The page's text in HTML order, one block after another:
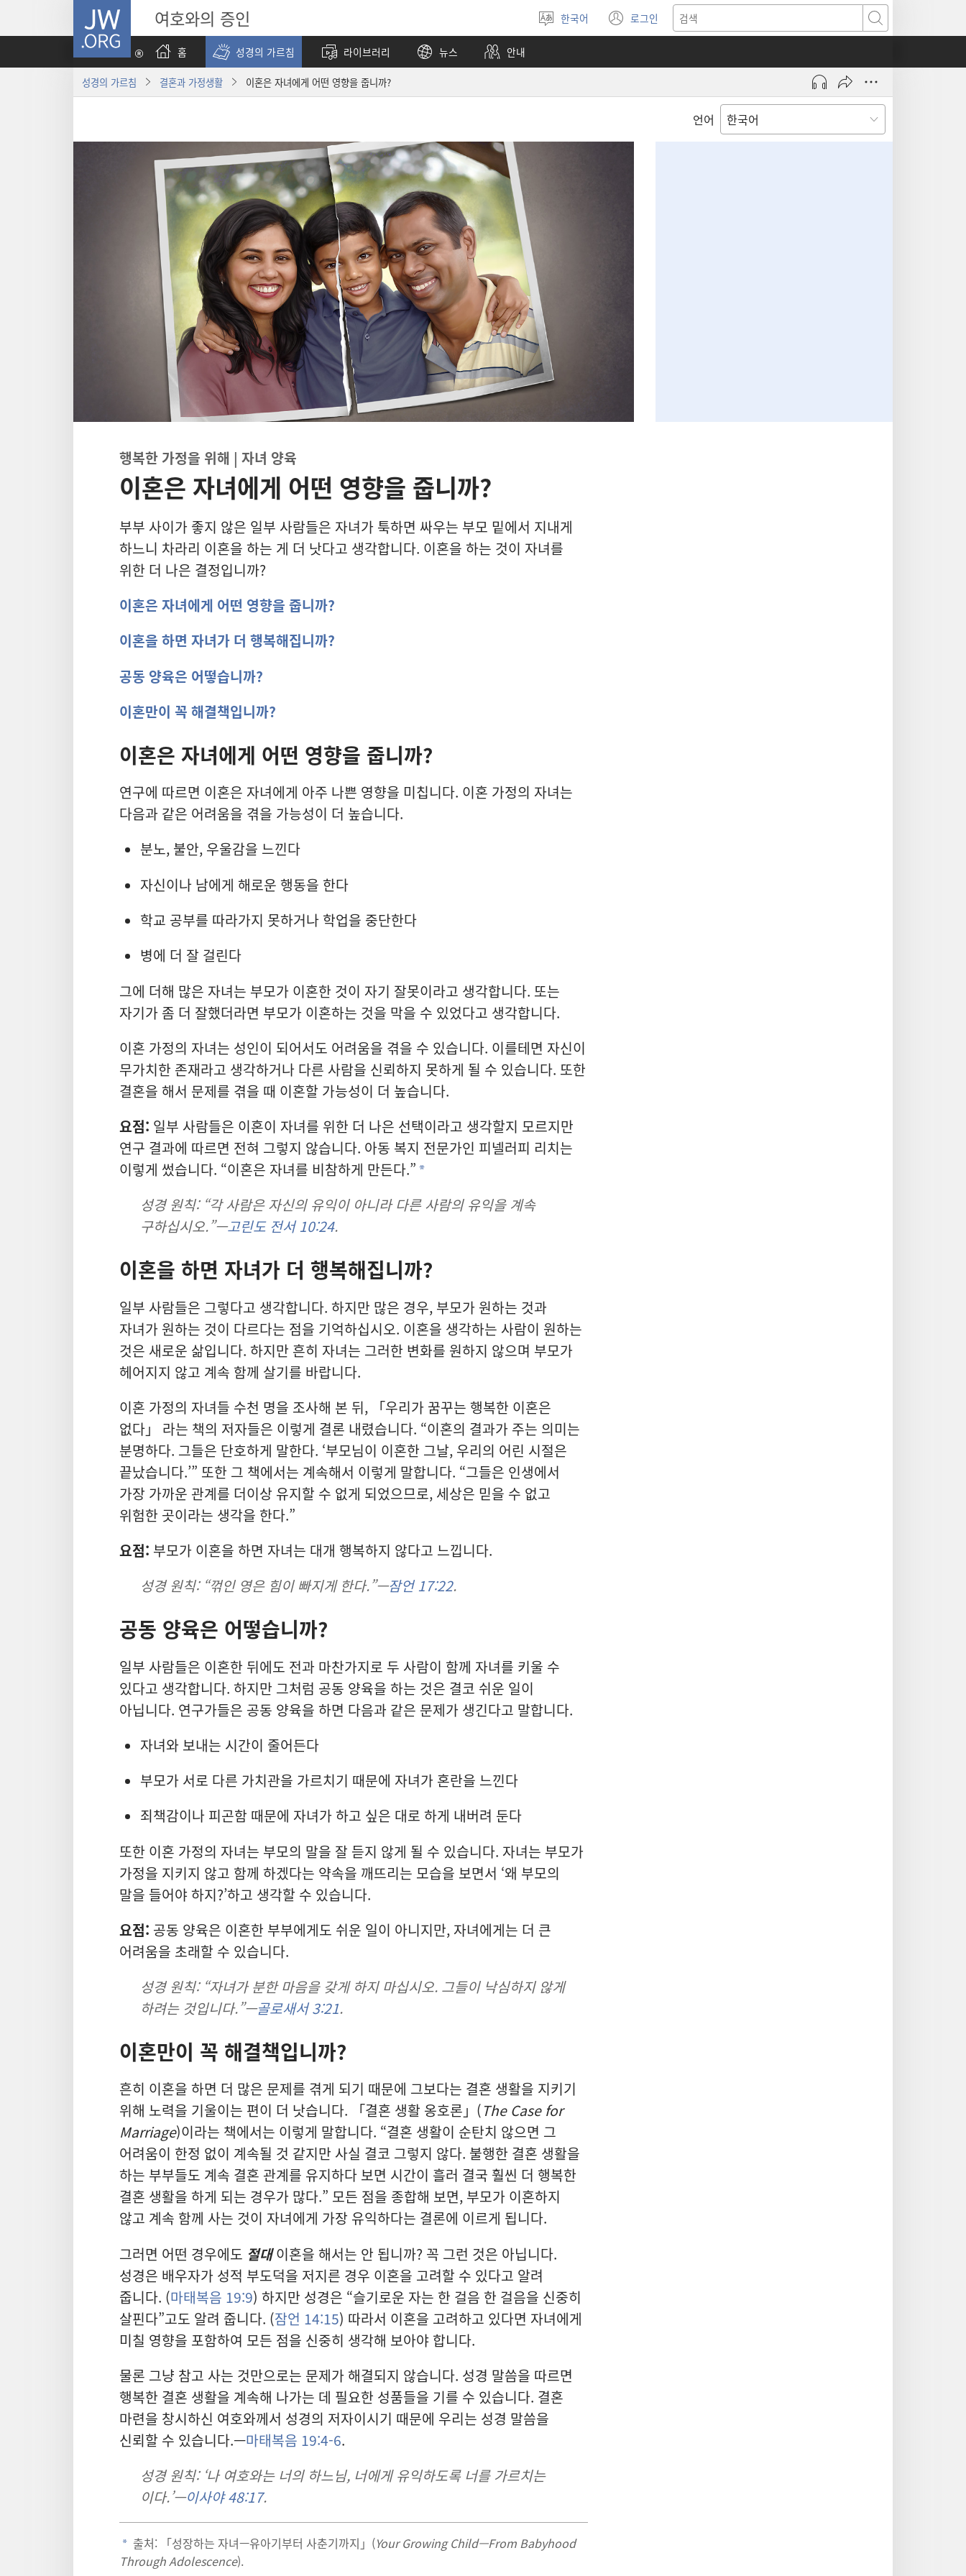
JW.ORG 여호와의 증인
언어
선택
한국어 로그인
(새로운
창
검색
홈
성경의 가르침 라이브러리 뉴스 안내
성경의 가르침 결혼과 가정생활 이혼은 자녀에게 어떤 영향을 줍니까?
언어
행복한 가정을 위해 | 자녀 양육
이혼은 자녀에게 어떤 영향을 줍니까?
부부 사이가 좋지 않은 일부 사람들은 자녀가 툭하면 싸우는 부모 밑에서 지내게
하느니 차라리 이혼을 하는 게 더 낫다고 생각합니다. 이혼을 하는 것이 자녀를
위한 더 나은 결정입니까?
이혼은 자녀에게 어떤 영향을 줍니까?
이혼을 하면 자녀가 더 행복해집니까?
공동 양육은 어떻습니까?
이혼만이 꼭 해결책입니까?
이혼은 자녀에게 어떤 영향을 줍니까?
연구에 따르면 이혼은 자녀에게 아주 나쁜 영향을 미칩니다. 이혼 가정의 자녀는
다음과 같은 어려움을 겪을 가능성이 더 높습니다.
분노, 불안, 우울감을 느낀다
자신이나 남에게 해로운 행동을 한다
학교 공부를 따라가지 못하거나 학업을 중단한다
병에 더 잘 걸린다
그에 더해 많은 자녀는 부모가 이혼한 것이 자기 잘못이라고 생각합니다. 또는
자기가 좀 더 잘했더라면 부모가 이혼하는 것을 막을 수 있었다고 생각합니다.
이혼 가정의 자녀는 성인이 되어서도 어려움을 겪을 수 있습니다. 이를테면 자신이
무가치한 존재라고 생각하거나 다른 사람을 신뢰하지 못하게 될 수 있습니다. 또한
결혼을 해서 문제를 겪을 때 이혼할 가능성이 더 높습니다.
요점: 일부 사람들은 이혼이 자녀를 위한 더 나은 선택이라고 생각할지 모르지만
연구 결과에 따르면 전혀 그렇지 않습니다. 아동 복지 전문가인 피넬러피 리치는
이렇게 썼습니다. “이혼은 자녀를 비참하게 만든다.” a
성경 원칙: “각 사람은 자신의 유익이 아니라 다른 사람의 유익을 계속
구하십시오.”—고린도 전서 10:24.
이혼을 하면 자녀가 더 행복해집니까?
일부 사람들은 그렇다고 생각합니다. 하지만 많은 경우, 부모가 원하는 것과
자녀가 원하는 것이 다르다는 점을 기억하십시오. 이혼을 생각하는 사람이 원하는
것은 새로운 삶입니다. 하지만 흔히 자녀는 그러한 변화를 원하지 않으며 부모가
헤어지지 않고 계속 함께 살기를 바랍니다.
이혼 가정의 자녀들 수천 명을 조사해 본 뒤, 「우리가 꿈꾸는 행복한 이혼은
없다」 라는 책의 저자들은 이렇게 결론 내렸습니다. “이혼의 결과가 주는 의미는
분명하다. 그들은 단호하게 말한다. ‘부모님이 이혼한 그날, 우리의 어린 시절은
끝났습니다.’” 또한 그 책에서는 계속해서 이렇게 말합니다. “그들은 인생에서
가장 가까운 관계를 더이상 유지할 수 없게 되었으므로, 세상은 믿을 수 없고
위험한 곳이라는 생각을 한다.”
요점: 부모가 이혼을 하면 자녀는 대개 행복하지 않다고 느낍니다.
성경 원칙: “꺾인 영은 힘이 빠지게 한다.”—잠언 17:22.
공동 양육은 어떻습니까?
일부 사람들은 이혼한 뒤에도 전과 마찬가지로 두 사람이 함께 자녀를 키울 수
있다고 생각합니다. 하지만 그처럼 공동 양육을 하는 것은 결코 쉬운 일이
아닙니다. 연구가들은 공동 양육을 하면 다음과 같은 문제가 생긴다고 말합니다.
자녀와 보내는 시간이 줄어든다
부모가 서로 다른 가치관을 가르치기 때문에 자녀가 혼란을 느낀다
죄책감이나 피곤함 때문에 자녀가 하고 싶은 대로 하게 내버려 둔다
또한 이혼 가정의 자녀는 부모의 말을 잘 듣지 않게 될 수 있습니다. 자녀는 부모가
가정을 지키지 않고 함께 하겠다는 약속을 깨뜨리는 모습을 보면서 ‘왜 부모의
말을 들어야 하지?’하고 생각할 수 있습니다.
요점: 공동 양육은 이혼한 부부에게도 쉬운 일이 아니지만, 자녀에게는 더 큰
어려움을 초래할 수 있습니다.
성경 원칙: “자녀가 분한 마음을 갖게 하지 마십시오. 그들이 낙심하지 않게
하려는 것입니다.”—골로새서 3:21.
이혼만이 꼭 해결책입니까?
흔히 이혼을 하면 더 많은 문제를 겪게 되기 때문에 그보다는 결혼 생활을 지키기
위해 노력을 기울이는 편이 더 낫습니다. 「결혼 생활 옹호론」(The Case for
Marriage)이라는 책에서는 이렇게 말합니다. “결혼 생활이 순탄치 않으면 그
어려움이 한정 없이 계속될 것 같지만 사실 결코 그렇지 않다. 불행한 결혼 생활을
하는 부부들도 계속 결혼 관계를 유지하다 보면 시간이 흘러 결국 훨씬 더 행복한
결혼 생활을 하게 되는 경우가 많다.” 모든 점을 종합해 보면, 부모가 이혼하지
않고 계속 함께 사는 것이 자녀에게 가장 유익하다는 결론에 이르게 됩니다.
그러면 어떤 경우에도 절대이혼을 해서는 안 됩니까? 꼭 그런 것은 아닙니다.
성경은 배우자가 성적 부도덕을 저지른 경우 이혼을 고려할 수 있다고 알려
줍니다. (마태복음 19:9) 하지만 성경은 “슬기로운 자는 한 걸음 한 걸음을 신중히
살핀다”고도 알려 줍니다. (잠언 14:15) 따라서 이혼을 고려하고 있다면 자녀에게
미칠 영향을 포함하여 모든 점을 신중히 생각해 보아야 합니다.
물론 그냥 참고 사는 것만으로는 문제가 해결되지 않습니다. 성경 말씀을 따르면
행복한 결혼 생활을 계속해 나가는 데 필요한 성품들을 기를 수 있습니다. 결혼
마련을 창시하신 여호와께서 성경의 저자이시기 때문에 우리는 성경 말씀을
신뢰할 수 있습니다.—마태복음 19:4-6.
성경 원칙: ‘나 여호와는 너의 하느님, 너에게 유익하도록 너를 가르치는
이다.’—이사야 48:17.
a 출처: 「성장하는 자녀—유아기부터 사춘기까지」(Your Growing Child—From Babyhood
Through Adolescence).